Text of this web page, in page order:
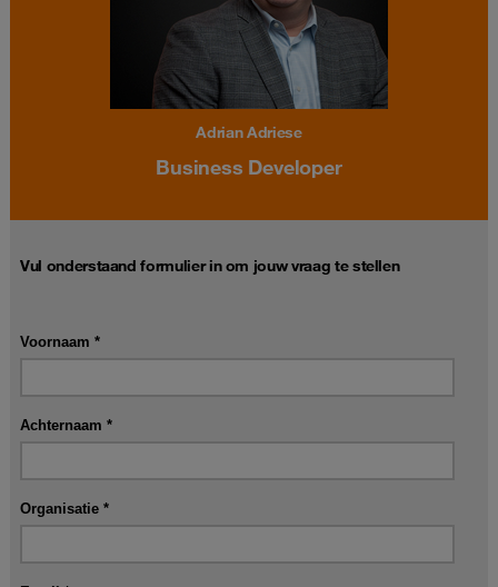
Adrian Adriese
Business Developer
Vul onderstaand formulier in om jouw vraag te stellen